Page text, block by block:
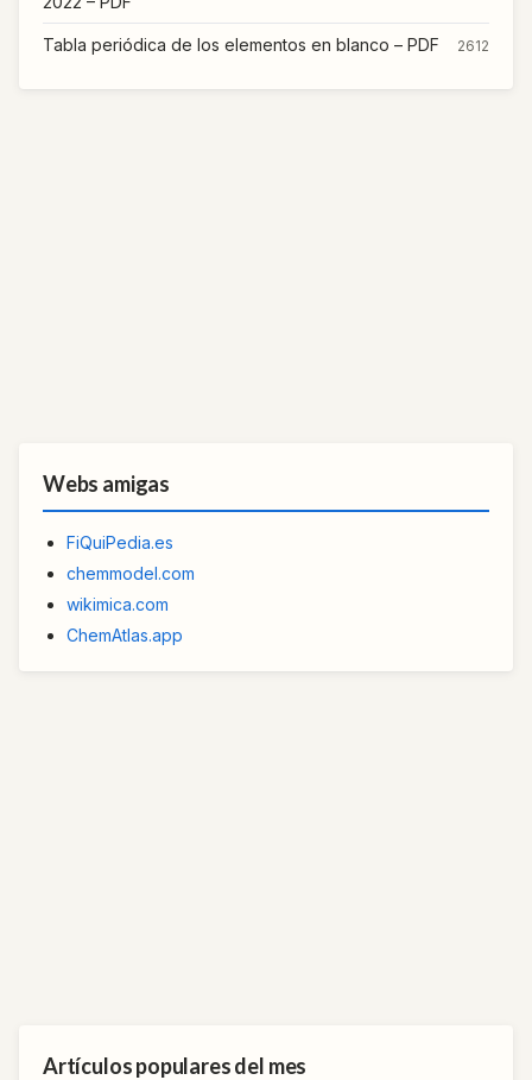
Tabla periódica de los elementos en blanco – PDF 2612
Webs amigas
FiQuiPedia.es
chemmodel.com
wikimica.com
ChemAtlas.app
Artículos populares del mes